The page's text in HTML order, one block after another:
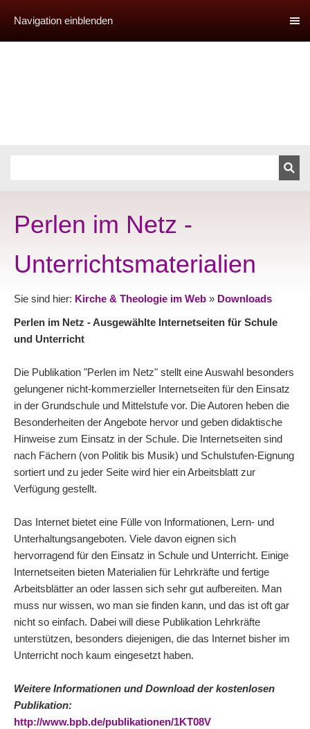
Navigation einblenden
Perlen im Netz -
Unterrichtsmaterialien
Sie sind hier: Kirche & Theologie im Web » Downloads
Perlen im Netz - Ausgewählte Internetseiten für Schule
und Unterricht
Die Publikation "Perlen im Netz" stellt eine Auswahl besonders
gelungener nicht-kommerzieller Internetseiten für den Einsatz
in der Grundschule und Mittelstufe vor. Die Autoren heben die
Besonderheiten der Angebote hervor und geben didaktische
Hinweise zum Einsatz in der Schule. Die Internetseiten sind
nach Fächern (von Politik bis Musik) und Schulstufen-Eignung
sortiert und zu jeder Seite wird hier ein Arbeitsblatt zur
Verfügung gestellt.
Das Internet bietet eine Fülle von Informationen, Lern- und
Unterhaltungsangeboten. Viele davon eignen sich
hervorragend für den Einsatz in Schule und Unterricht. Einige
Internetseiten bieten Materialien für Lehrkräfte und fertige
Arbeitsblätter an oder lassen sich sehr gut aufbereiten. Man
muss nur wissen, wo man sie finden kann, und das ist oft gar
nicht so einfach. Dabei will diese Publikation Lehrkräfte
unterstützen, besonders diejenigen, die das Internet bisher im
Unterricht noch kaum eingesetzt haben.
Weitere Informationen und Download der kostenlosen
Publikation:
http://www.bpb.de/publikationen/1KT08V